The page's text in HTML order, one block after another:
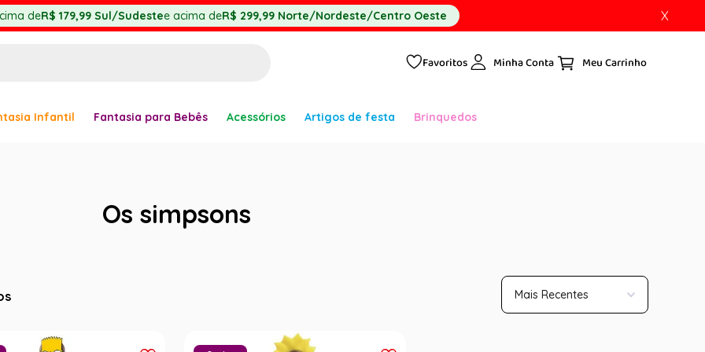
deR$ 179,99 Sul/Sudestee acima deR$ 299,99 Norte/Nordeste/Centro Oeste X
Favoritos Minha Conta
Infantil Fantasia para Bebês Acessórios Artigos de festa Brinquedos
Os simpsons
Mais Recentes